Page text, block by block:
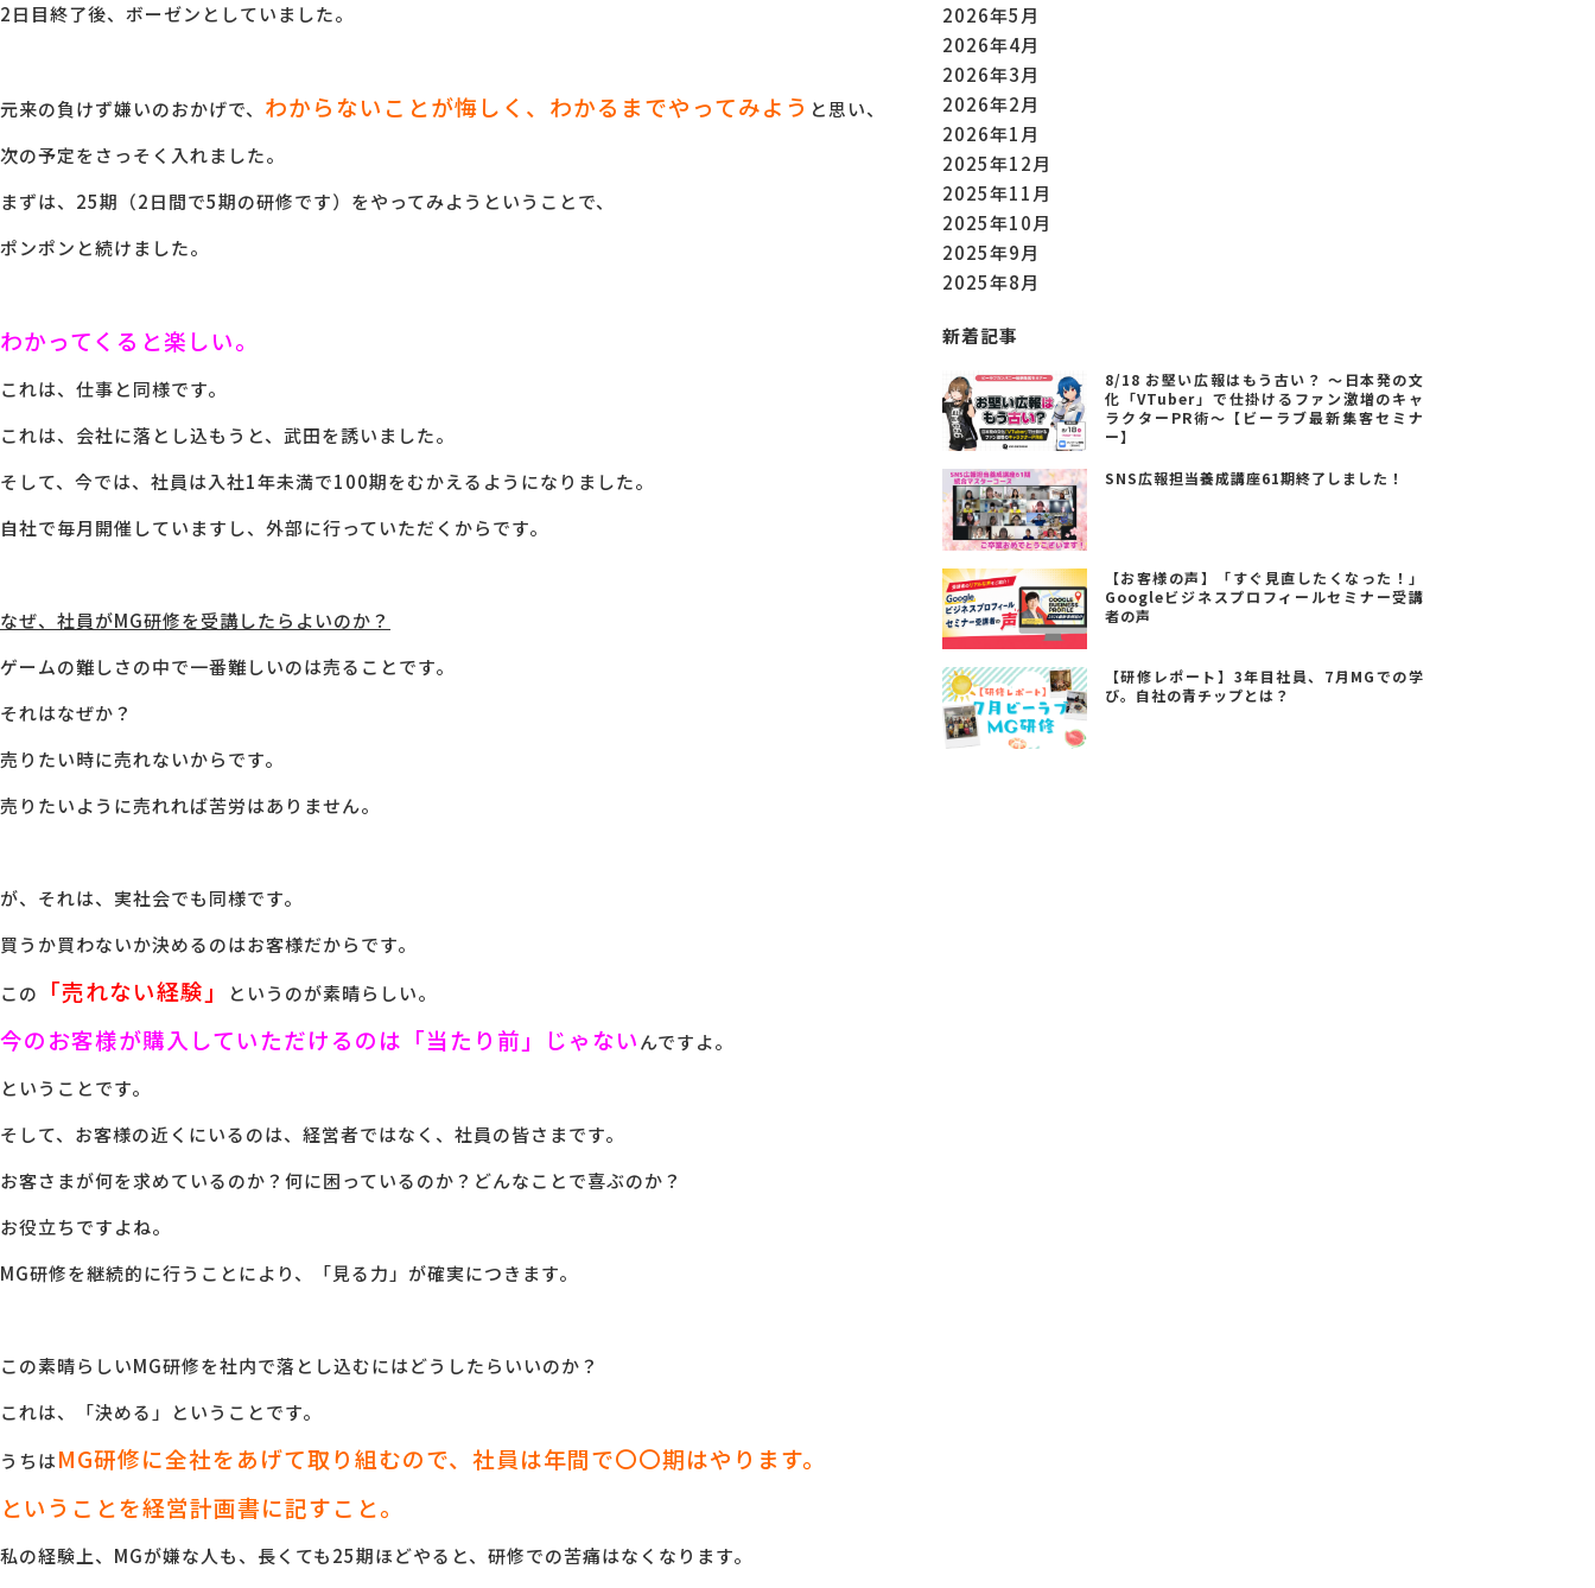
2日目終了後、ボーゼンとしていました。
元来の負けず嫌いのおかげで、 わからないことが悔しく、わかるまでやってみよう と思い、
次の予定をさっそく入れました。
まずは、25期（2日間で5期の研修です）をやってみようということで、
ポンポンと続けました。
わかってくると楽しい。
これは、仕事と同様です。
これは、会社に落とし込もうと、武田を誘いました。
そして、今では、社員は入社1年未満で100期をむかえるようになりました。
自社で毎月開催していますし、外部に行っていただくからです。
なぜ、社員がMG研修を受講したらよいのか？
ゲームの難しさの中で一番難しいのは売ることです。
それはなぜか？
売りたい時に売れないからです。
売りたいように売れれば苦労はありません。
が、それは、実社会でも同様です。
買うか買わないか決めるのはお客様だからです。
この
「売れない経験」 というのが素晴らしい。
今のお客様が購入していただけるのは「当たり前」じゃないんですよ。
ということです。
そして、お客様の近くにいるのは、経営者ではなく、社員の皆さまです。
お客さまが何を求めているのか？何に困っているのか？どんなことで喜ぶのか？
お役立ちですよね。
MG研修を継続的に行うことにより、「見る力」が確実につきます。
この素晴らしいMG研修を社内で落とし込むにはどうしたらいいのか？
これは、「決める」ということです。
うちはMG研修に全社をあげて取り組むので、社員は年間で〇〇期はやります。
ということを経営計画書に記すこと。
私の経験上、MGが嫌な人も、長くても25期ほどやると、研修での苦痛はなくなります。
2026年5月
2026年4月
2026年3月
2026年2月
2026年1月
2025年12月
2025年11月
2025年10月
2025年9月
2025年8月
新着記事
8/18 お堅い広報はもう古い？ ～日本発の文
化「VTuber」で仕掛けるファン激増のキャ
ラクターPR術～【ビーラブ最新集客セミナ
ー】
SNS広報担当養成講座61期終了しました！
【お客様の声】「すぐ見直したくなった！」
Googleビジネスプロフィールセミナー受講
者の声
【研修レポート】3年目社員、7月MGでの学
び。自社の青チップとは？